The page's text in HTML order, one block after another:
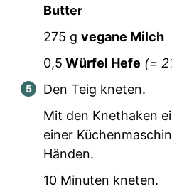
Butter
275 g vegane Milch
0,5 Würfel Hefe (=
Den Teig kneten.
Mit den Knethaken
einer
Händen.
10 Minuten kneten.